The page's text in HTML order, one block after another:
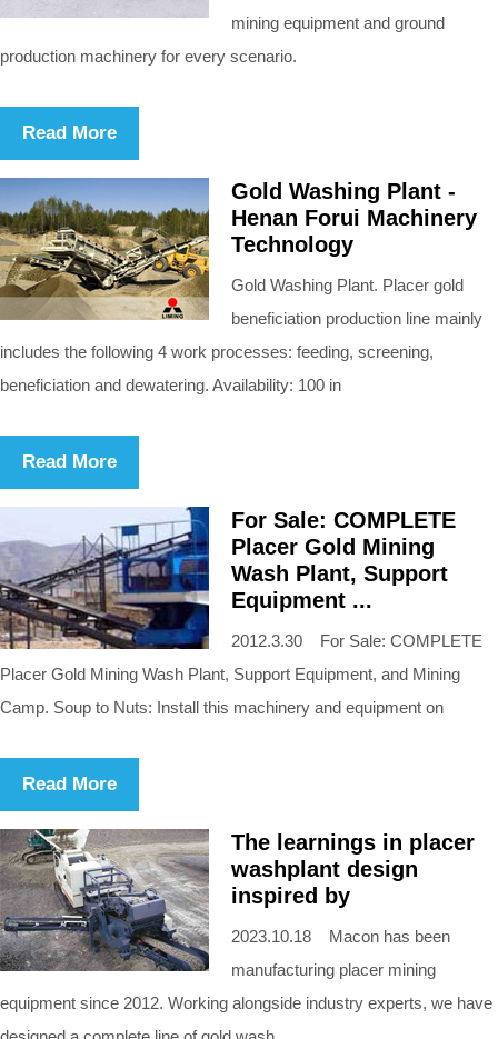
mining equipment and ground
production machinery for every scenario.
Read More
Gold Washing Plant -
Henan Forui Machinery
Technology
Gold Washing Plant. Placer gold
beneficiation production line mainly
includes the following 4 work processes: feeding, screening,
beneficiation and dewatering. Availability: 100 in
Read More
For Sale: COMPLETE
Placer Gold Mining
Wash Plant, Support
Equipment ...
2012.3.30 For Sale: COMPLETE
Placer Gold Mining Wash Plant, Support Equipment, and Mining
Camp. Soup to Nuts: Install this machinery and equipment on
Read More
The learnings in placer
washplant design
inspired by
2023.10.18 Macon has been
manufacturing placer mining
equipment since 2012. Working alongside industry experts, we have